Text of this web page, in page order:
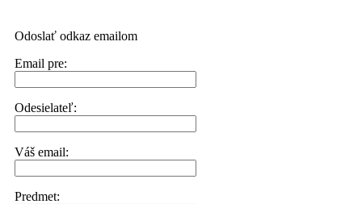
Odoslať odkaz emailom
Email pre:
Odesielateľ:
Váš email:
Predmet: